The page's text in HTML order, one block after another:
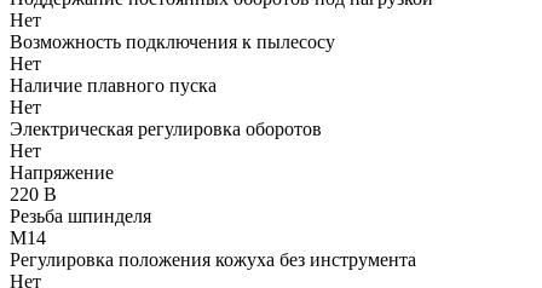
Нет
Возможность подключения к пылесосу
Нет
Наличие плавного пуска
Нет
Электрическая регулировка оборотов
Нет
Напряжение
220 В
Резьба шпинделя
М14
Регулировка положения кожуха без инструмента
Нет